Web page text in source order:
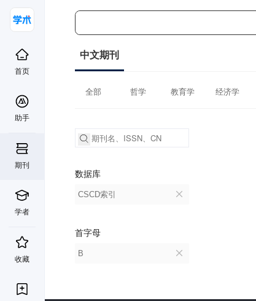
首页
助手
期刊
学者
收藏
中文期刊
全部 哲学 教育学 经济学
数据库
CSCD索引
首字母
B